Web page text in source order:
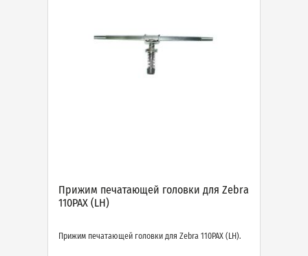
Прижим печатающей головки для Zebra
110PAX (LH)
Прижим печатающей головки для Zebra 110PAX (LH).